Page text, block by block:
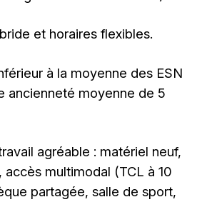
et horaires flexibles.
à la moyenne des ESN
ancienneté moyenne de 5
agréable : matériel neuf,
accès multimodal (TCL à 10
partagée, salle de sport,